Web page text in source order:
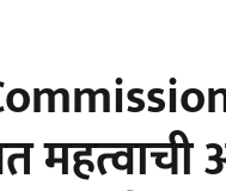
महत्वाची